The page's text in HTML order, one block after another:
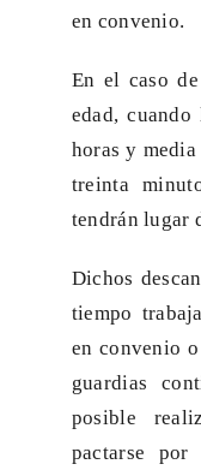
en convenio.
En el caso
edad,
horas y media
treinta
tendrán lugar
Dichos
tiempo
en convenio
guardias
posible
pactarse por